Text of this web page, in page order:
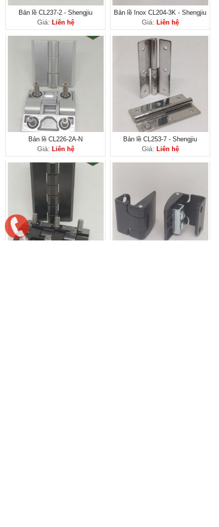
Bản lề CL237-2 - Shengjiu
Giá: Liên hệ
Bản lề Inox CL204-3K - Shengjiu
Giá: Liên hệ
Bản lề CL226-2A-N
Giá: Liên hệ
Bản lề CL253-7 - Shengjiu
Giá: Liên hệ